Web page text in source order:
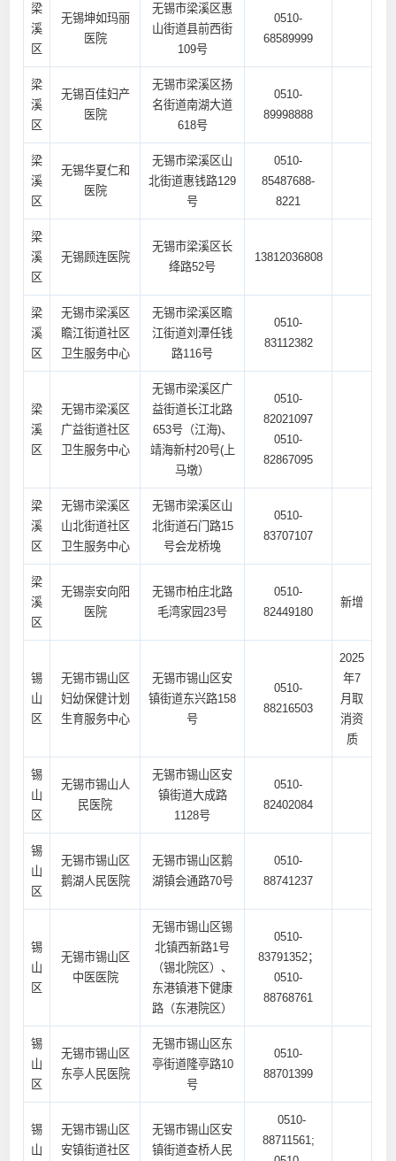
梁
溪
区
无锡坤如玛丽
医院
无锡市梁溪区惠
山街道县前西街
109号
0510-
68589999
梁
溪
区
无锡百佳妇产
医院
无锡市梁溪区扬
名街道南湖大道
618号
0510-
89998888
梁
溪
区
无锡华夏仁和
医院
无锡市梁溪区山
北街道惠钱路129
号
0510-
85487688-
8221
梁
溪
区
无锡顾连医院
无锡市梁溪区长
绛路52号
13812036808
梁
溪
区
无锡市梁溪区
瞻江街道社区
卫生服务中心
无锡市梁溪区瞻
江街道刘潭任钱
路116号
0510-
83112382
梁
溪
区
无锡市梁溪区
广益街道社区
卫生服务中心
无锡市梁溪区广
益街道长江北路
653号（江海)、
靖海新村20号(上
马墩）
0510-
82021097
0510-
82867095
梁
溪
区
无锡市梁溪区
山北街道社区
卫生服务中心
无锡市梁溪区山
北街道石门路15
号会龙桥堍
0510-
83707107
梁
溪
区
无锡崇安向阳
医院
无锡市柏庄北路
毛湾家园23号
0510-
82449180
新增
锡
山
区
无锡市锡山区
妇幼保健计划
生育服务中心
无锡市锡山区安
镇街道东兴路158
号
0510-
88216503
2025
年7
月取
消资
质
锡
山
区
无锡市锡山人
民医院
无锡市锡山区安
镇街道大成路
1128号
0510-
82402084
锡
山
区
无锡市锡山区
鹅湖人民医院
无锡市锡山区鹅
湖镇会通路70号
0510-
88741237
锡
山
区
无锡市锡山区
中医医院
无锡市锡山区锡
北镇西新路1号
（锡北院区）、
东港镇港下健康
路（东港院区）
0510-
83791352；
0510-
88768761
锡
山
区
无锡市锡山区
东亭人民医院
无锡市锡山区东
亭街道隆亭路10
号
0510-
88701399
锡
山
无锡市锡山区
安镇街道社区
无锡市锡山区安
镇街道查桥人民
0510-
88711561;